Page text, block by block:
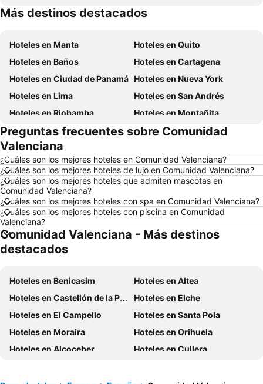
Hoteles en México
Hoteles en Chicago
Más destinos destacados
Hoteles en Manta
Hoteles en Quito
Hoteles en Baños
Hoteles en Cartagena
Hoteles en Ciudad de Panamá Hoteles en Nueva York
Hoteles en Lima
Hoteles en San Andrés
Hoteles en Riobamba
Hoteles en Montañita
Hoteles en Puerto López
Hoteles en Pedernales
Hoteles en Miami
Hoteles en Ambato
Hoteles en Cojimies
Hoteles en Lisboa
Hoteles en Zorritos
Hoteles en Oporto
Hoteles en Panamá
Hoteles en Galápagos
Hoteles en Esmeraldas
Hoteles en Curazao
Hoteles en Guatemala
Hoteles en Santa Cruz
Hoteles en Italia
Hoteles en Noruega
Hoteles en Tailandia
Hoteles en Nueva Jersey
Hoteles en El Caribe
Hoteles en Lima
Hoteles en Tumbes
Hoteles en Orellana
Hoteles en San Cristóbal
Hoteles en Isla de Santorini
Preguntas frecuentes sobre Comunidad
Valenciana
¿Cuáles son los mejores hoteles en Comunidad Valenciana?
¿Cuáles son los mejores hoteles de lujo en Comunidad Valenciana?
¿Cuáles son los mejores hoteles que admiten mascotas en
Comunidad Valenciana?
¿Cuáles son los mejores hoteles con spa en Comunidad Valenciana?
¿Cuáles son los mejores hoteles con piscina en Comunidad
Valenciana?
Comunidad Valenciana - Más destinos
destacados
Hoteles en Benicasim
Hoteles en Altea
Hoteles en Castellón de la Plana
Hoteles en Elche
Hoteles en El Campello
Hoteles en Santa Pola
Hoteles en Moraira
Hoteles en Orihuela
Hoteles en Alcoceber
Hoteles en Cullera